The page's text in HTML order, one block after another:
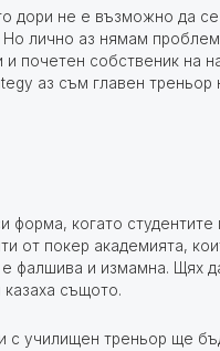
дори не е възможно да
Но лично аз нямам
почетен собственик на
аз съм главен треньор
форма, когато студентите
от покер академията,
фалшива и измамна. Щях
същото.
с училищен треньор ще